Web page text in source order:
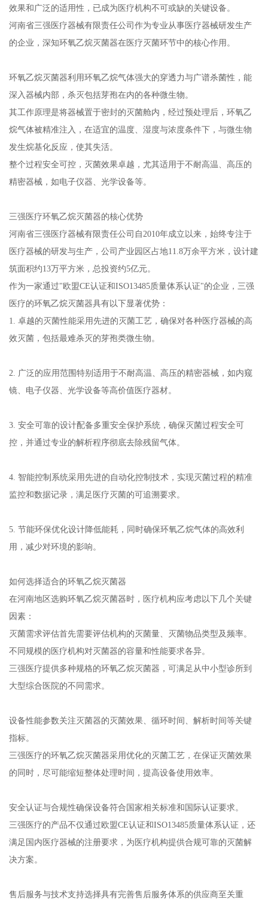
效果和广泛的适用性，已成为医疗机构不可或缺的关键设备。
河南省三强医疗器械有限责任公司作为专业从事医疗器械研发生产
的企业，深知环氧乙烷灭菌器在医疗灭菌环节中的核心作用。
环氧乙烷灭菌器利用环氧乙烷气体强大的穿透力与广谱杀菌性，能
深入器械内部，杀灭包括芽孢在内的各种微生物。
其工作原理是将器械置于密封的灭菌舱内，经过预处理后，环氧乙
烷气体被精准注入，在适宜的温度、湿度与浓度条件下，与微生物
发生烷基化反应，使其失活。
整个过程安全可控，灭菌效果卓越，尤其适用于不耐高温、高压的
精密器械，如电子仪器、光学设备等。
三强医疗环氧乙烷灭菌器的核心优势
河南省三强医疗器械有限责任公司自2010年成立以来，始终专注于
医疗器械的研发与生产，公司产业园区占地11.8万余平方米，设计建
筑面积约13万平方米，总投资约5亿元。
作为一家通过"欧盟CE认证和ISO13485质量体系认证"的企业，三强
医疗的环氧乙烷灭菌器具有以下显著优势：
1. 卓越的灭菌性能采用先进的灭菌工艺，确保对各种医疗器械的高
效灭菌，包括最难杀灭的芽孢类微生物。
2. 广泛的应用范围特别适用于不耐高温、高压的精密器械，如内窥
镜、电子仪器、光学设备等高价值医疗器材。
3. 安全可靠的设计配备多重安全保护系统，确保灭菌过程安全可
控，并通过专业的解析程序彻底去除残留气体。
4. 智能控制系统采用先进的自动化控制技术，实现灭菌过程的精准
监控和数据记录，满足医疗灭菌的可追溯要求。
5. 节能环保优化设计降低能耗，同时确保环氧乙烷气体的高效利
用，减少对环境的影响。
如何选择适合的环氧乙烷灭菌器
在河南地区选购环氧乙烷灭菌器时，医疗机构应考虑以下几个关键
因素：
灭菌需求评估首先需要评估机构的灭菌量、灭菌物品类型及频率。
不同规模的医疗机构对灭菌器的容量和性能要求各异。
三强医疗提供多种规格的环氧乙烷灭菌器，可满足从中小型诊所到
大型综合医院的不同需求。
设备性能参数关注灭菌器的灭菌效果、循环时间、解析时间等关键
指标。
三强医疗的环氧乙烷灭菌器采用优化的灭菌工艺，在保证灭菌效果
的同时，尽可能缩短整体处理时间，提高设备使用效率。
安全认证与合规性确保设备符合国家相关标准和国际认证要求。
三强医疗的产品不仅通过欧盟CE认证和ISO13485质量体系认证，还
满足国内医疗器械的注册要求，为医疗机构提供合规可靠的灭菌解
决方案。
售后服务与技术支持选择具有完善售后服务体系的供应商至关重